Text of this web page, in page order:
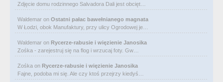
Zdjęcie domu rodzinnego Salvadora Dali jest obcięt…
Waldemar on Ostatni pałac bawełnianego magnata
W Łodzi, obok Manufaktury, przy ulicy Ogrodowej je…
Waldemar on Rycerze-rabusie i więzienie Janosika
Zośka - zarejestruj się na flog i wrzucaj foty. Gw…
Zośka on Rycerze-rabusie i więzienie Janosika
Fajne, podoba mi się. Ale czy ktoś przejrzy kiedyś…